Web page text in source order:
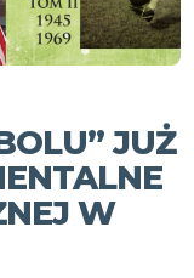
JUŻ
W